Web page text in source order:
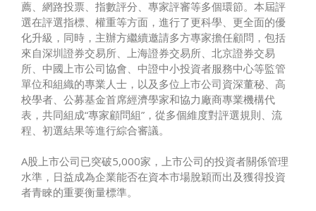
薦、網路投票、指數評分、專家評審等多個環節。本屆評
選在評選指標、權重等方面，進行了更科學、更全面的優
化升級，同時，主辦方繼續邀請多方專家擔任顧問，包括
來自深圳證券交易所、上海證券交易所、北京證券交易
所、中國上市公司協會、中證中小投資者服務中心等監管
單位和組織的專業人士，以及多位上市公司資深董秘、高
校學者、公募基金首席經濟學家和協力廠商專業機構代
表，共同組成“專家顧問組”，從多個維度對評選規則、流
程、初選結果等進行綜合審議。
A股上市公司已突破5,000家，上市公司的投資者關係管理
水準，日益成為企業能否在資本市場脫穎而出及獲得投資
者青睞的重要衡量標準。